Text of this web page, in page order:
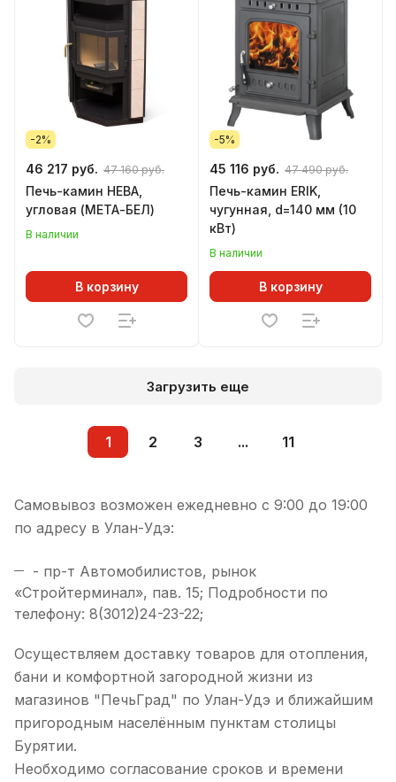
-2%
46 217 руб. 47 160 руб.
Печь-камин НЕВА,
угловая (МЕТА-БЕЛ)
В наличии
В корзину
-5%
45 116 руб. 47 490 руб.
Печь-камин ERIK,
чугунная, d=140 мм (10
кВт)
В наличии
В корзину
Загрузить еще
1 2 3 ... 11
Самовывоз возможен ежедневно с 9:00 до 19:00
по адресу в Улан-Удэ:
- пр-т Автомобилистов, рынок
«Стройтерминал», пав. 15; Подробности по
телефону: 8(3012)24-23-22;
Осуществляем доставку товаров для отопления,
бани и комфортной загородной жизни из
магазинов "ПечьГрад" по Улан-Удэ и ближайшим
пригородным населённым пунктам столицы
Бурятии.
Необходимо согласование сроков и времени